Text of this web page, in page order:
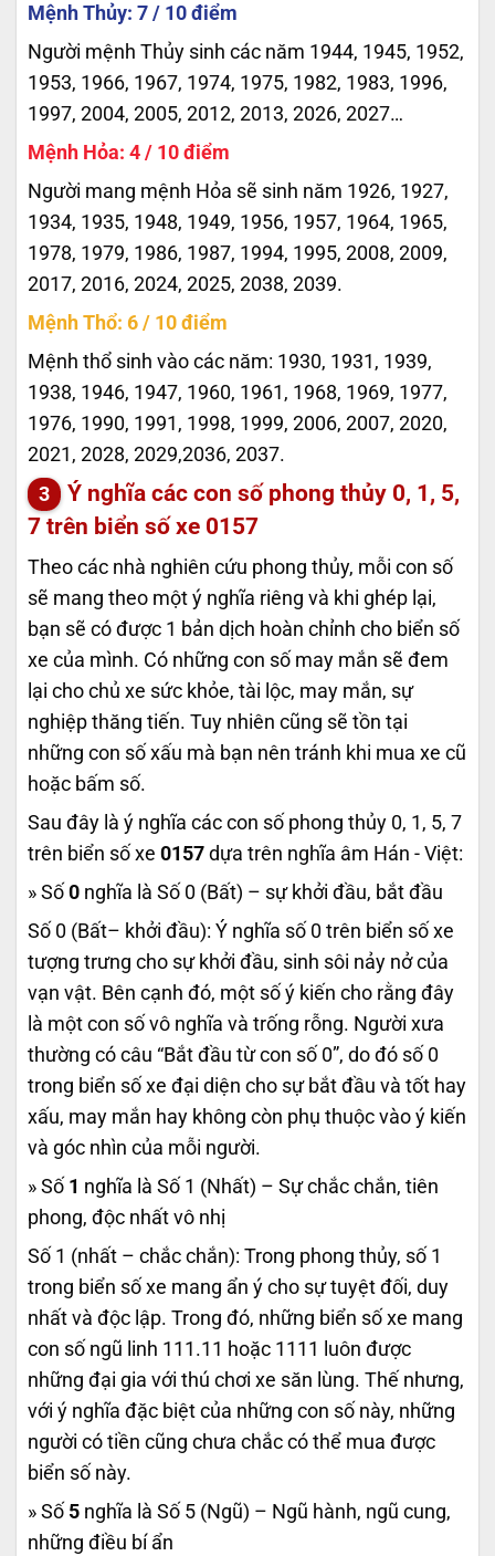
Mệnh Thủy: 7 / 10 điểm
Người mệnh Thủy sinh các năm 1944, 1945, 1952,
1953, 1966, 1967, 1974, 1975, 1982, 1983, 1996,
1997, 2004, 2005, 2012, 2013, 2026, 2027…
Mệnh Hỏa: 4 / 10 điểm
Người mang mệnh Hỏa sẽ sinh năm 1926, 1927,
1934, 1935, 1948, 1949, 1956, 1957, 1964, 1965,
1978, 1979, 1986, 1987, 1994, 1995, 2008, 2009,
2017, 2016, 2024, 2025, 2038, 2039.
Mệnh Thổ: 6 / 10 điểm
Mệnh thổ sinh vào các năm: 1930, 1931, 1939,
1938, 1946, 1947, 1960, 1961, 1968, 1969, 1977,
1976, 1990, 1991, 1998, 1999, 2006, 2007, 2020,
2021, 2028, 2029,2036, 2037.
Ý nghĩa các con số phong thủy 0, 1, 5,
7 trên biển số xe 0157
Theo các nhà nghiên cứu phong thủy, mỗi con số
sẽ mang theo một ý nghĩa riêng và khi ghép lại,
bạn sẽ có được 1 bản dịch hoàn chỉnh cho biển số
xe của mình. Có những con số may mắn sẽ đem
lại cho chủ xe sức khỏe, tài lộc, may mắn, sự
nghiệp thăng tiến. Tuy nhiên cũng sẽ tồn tại
những con số xấu mà bạn nên tránh khi mua xe cũ
hoặc bấm số.
Sau đây là ý nghĩa các con số phong thủy 0, 1, 5, 7
trên biển số xe 0157 dựa trên nghĩa âm Hán - Việt:
» Số 0 nghĩa là Số 0 (Bất) – sự khởi đầu, bắt đầu
Số 0 (Bất– khởi đầu): Ý nghĩa số 0 trên biển số xe
tượng trưng cho sự khởi đầu, sinh sôi nảy nở của
vạn vật. Bên cạnh đó, một số ý kiến cho rằng đây
là một con số vô nghĩa và trống rỗng. Người xưa
thường có câu “Bắt đầu từ con số 0”, do đó số 0
trong biển số xe đại diện cho sự bắt đầu và tốt hay
xấu, may mắn hay không còn phụ thuộc vào ý kiến
và góc nhìn của mỗi người.
» Số 1 nghĩa là Số 1 (Nhất) – Sự chắc chắn, tiên
phong, độc nhất vô nhị
Số 1 (nhất – chắc chắn): Trong phong thủy, số 1
trong biển số xe mang ẩn ý cho sự tuyệt đối, duy
nhất và độc lập. Trong đó, những biển số xe mang
con số ngũ linh 111.11 hoặc 1111 luôn được
những đại gia với thú chơi xe săn lùng. Thế nhưng,
với ý nghĩa đặc biệt của những con số này, những
người có tiền cũng chưa chắc có thể mua được
biển số này.
» Số 5 nghĩa là Số 5 (Ngũ) – Ngũ hành, ngũ cung,
những điều bí ẩn